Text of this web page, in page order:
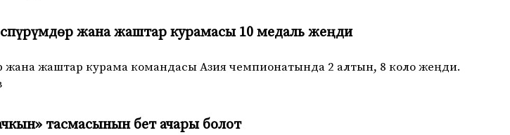
жана жаштар курамасы 10 медаль жеңди
жаштар курама командасы Азия чемпионатында 2 алтын, 8 коло жеңди.
тасмасынын бет ачары болот